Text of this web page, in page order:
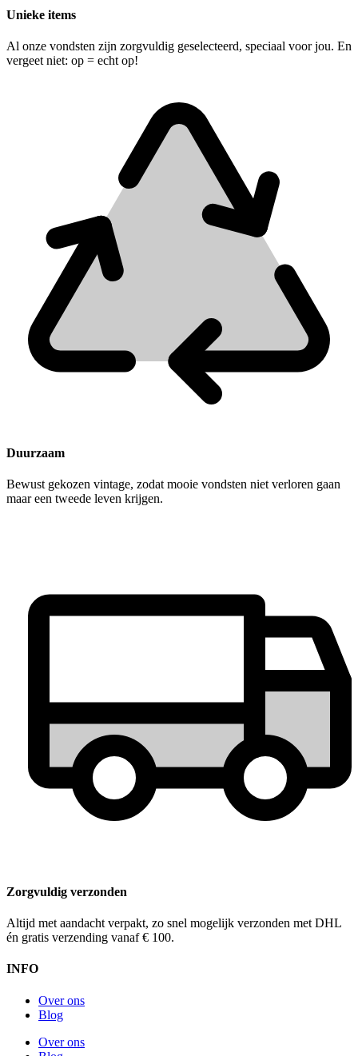
Unieke items
Al onze vondsten zijn zorgvuldig geselecteerd, speciaal voor jou. En
vergeet niet: op = echt op!
Duurzaam
Bewust gekozen vintage, zodat mooie vondsten niet verloren gaan
maar een tweede leven krijgen.
Zorgvuldig verzonden
Altijd met aandacht verpakt, zo snel mogelijk verzonden met DHL
én gratis verzending vanaf € 100.
INFO
Over ons
Blog
Over ons